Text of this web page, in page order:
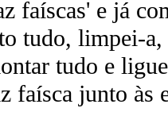
faíscas' e já
tudo, limpei-a,
tudo e
faísca junto às